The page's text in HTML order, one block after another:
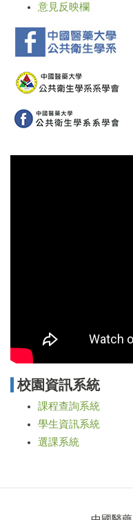
意見反映欄
校園資訊系統
課程查詢系統
學生資訊系統
選課系統